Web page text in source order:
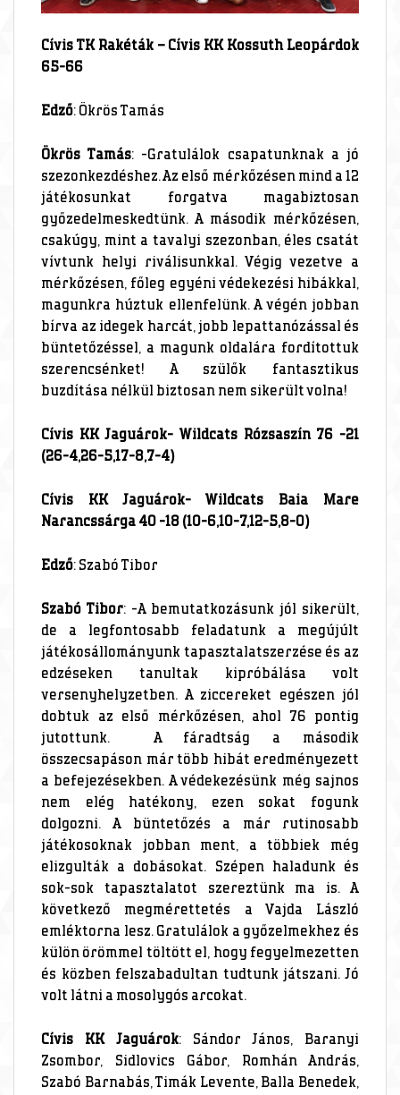
Cívis TK Rakéták – Cívis KK Kossuth Leopárdok
65-66
Edző: Ökrös Tamás
Ökrös Tamás: -Gratulálok csapatunknak a jó
szezonkezdéshez. Az első mérkőzésen mind a 12
játékosunkat forgatva magabiztosan
győzedelmeskedtünk. A második mérkőzésen,
csakúgy, mint a tavalyi szezonban, éles csatát
vívtunk helyi riválisunkkal. Végig vezetve a
mérkőzésen, főleg egyéni védekezési hibákkal,
magunkra húztuk ellenfelünk. A végén jobban
bírva az idegek harcát, jobb lepattanózással és
büntetőzéssel, a magunk oldalára fordítottuk
szerencsénket! A szülők fantasztikus
buzdítása nélkül biztosan nem sikerült volna!
Cívis KK Jaguárok- Wildcats Rózsaszín 76 -21
(26-4,26-5,17-8,7-4)
Cívis KK Jaguárok- Wildcats Baia Mare
Narancssárga 40 -18 (10-6,10-7,12-5,8-0)
Edző: Szabó Tibor
Szabó Tibor: -A bemutatkozásunk jól sikerült,
de a legfontosabb feladatunk a megújúlt
játékosállományunk tapasztalatszerzése és az
edzéseken tanultak kipróbálása volt
versenyhelyzetben. A ziccereket egészen jól
dobtuk az első mérkőzésen, ahol 76 pontig
jutottunk. A fáradtság a második
összecsapáson már több hibát eredményezett
a befejezésekben. A védekezésünk még sajnos
nem elég hatékony, ezen sokat fogunk
dolgozni. A büntetőzés a már rutinosabb
játékosoknak jobban ment, a többiek még
elizgulták a dobásokat. Szépen haladunk és
sok-sok tapasztalatot szereztünk ma is. A
következő megmérettetés a Vajda László
emléktorna lesz. Gratulálok a győzelmekhez és
külön örömmel töltött el, hogy fegyelmezetten
és közben felszabadultan tudtunk játszani. Jó
volt látni a mosolygós arcokat.
Cívis KK Jaguárok: Sándor János, Baranyi
Zsombor, Sidlovics Gábor, Romhán András,
Szabó Barnabás, Timák Levente, Balla Benedek,